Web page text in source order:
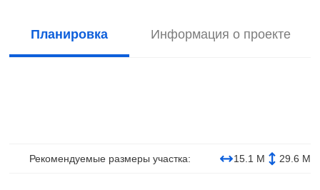
Планировка Информация о проекте
Рекомендуемые размеры участка: 15.1 М 29.6 М